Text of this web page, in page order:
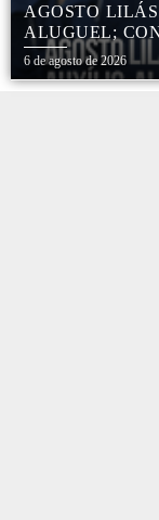
AGOSTO
ALUGUEL;
PROTEÇÃO ÀS
6 de agosto de 2026